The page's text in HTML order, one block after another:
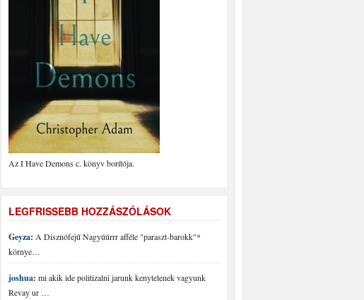
Az I Have Demons c. könyv borítója.
LEGFRISSEBB HOZZÁSZÓLÁSOK
Geyza: A Disznófejű Nagyúúrrr afféle "paraszt-barokk"*
környe…
joshua: mi akik ide politizalni jarunk kenytelenek vagyunk
Revay ur …